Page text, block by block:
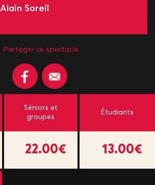
Alain Soreil
Partager ce spectacle
Séniors et
groupes
22.00€
Étudiants
13.00€